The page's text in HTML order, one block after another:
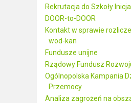
Rekrutacja do Szkoły
DOOR-to-DOOR
Kontakt w sprawie
wod-kan
Fundusze unijne
Rządowy Fundusz
Ogólnopolska Kampania
Przemocy
Analiza zagrożeń na